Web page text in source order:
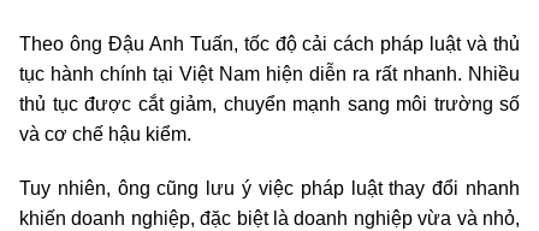
Theo ông Đậu Anh Tuấn, tốc độ cải cách pháp luật và thủ
tục hành chính tại Việt Nam hiện diễn ra rất nhanh. Nhiều
thủ tục được cắt giảm, chuyển mạnh sang môi trường số
và cơ chế hậu kiểm.
Tuy nhiên, ông cũng lưu ý việc pháp luật thay đổi nhanh
khiến doanh nghiệp, đặc biệt là doanh nghiệp vừa và nhỏ,